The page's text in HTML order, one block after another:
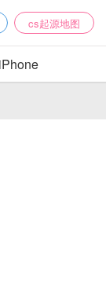
cs起源地图
iPhone